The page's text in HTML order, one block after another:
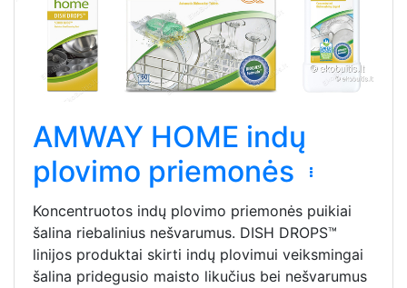
AMWAY HOME indų
plovimo priemonės
Koncentruotos indų plovimo priemonės puikiai
šalina riebalinius nešvarumus. DISH DROPS™
linijos produktai skirti indų plovimui veiksmingai
šalina pridegusio maisto likučius bei nešvarumus